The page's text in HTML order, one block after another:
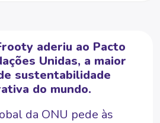
aderiu ao Pacto
Unidas, a maior
sustentabilidade
do mundo.
da ONU pede às